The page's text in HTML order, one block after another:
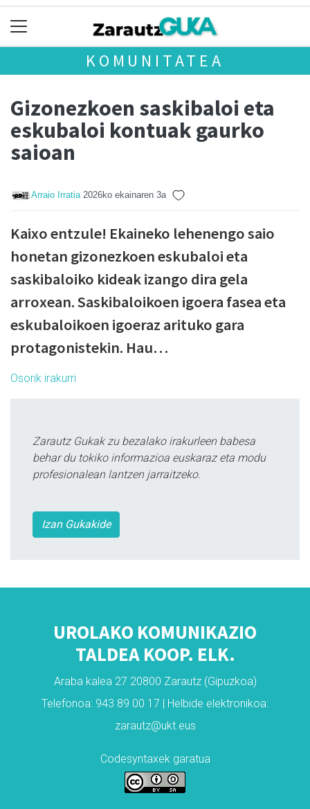
KOMUNITATEA
Gizonezkoen saskibaloi eta
eskubaloi kontuak gaurko
saioan
Arraio Irratia 2026ko ekainaren 3a
Kaixo entzule! Ekaineko lehenengo saio
honetan gizonezkoen eskubaloi eta
saskibaloiko kideak izango dira gela
arroxean. Saskibaloikoen igoera fasea eta
eskubaloikoen igoeraz arituko gara
protagonistekin. Hau…
Osorik irakurri
Zarautz Gukak zu bezalako irakurleen babesa
behar du tokiko informazioa euskaraz eta modu
profesionalean lantzen jarraitzeko.
Izan Gukakide
UROLAKO KOMUNIKAZIO
TALDEA KOOP. ELK.
Araba kalea 27 20800 Zarautz (Gipuzkoa)
Telefonoa: 943 89 00 17 | Helbide elektronikoa:
zarautz@ukt.eus
Codesyntaxek garatua